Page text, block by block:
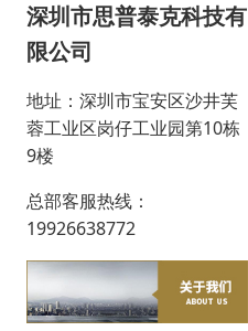
深圳市思普泰克科技有
限公司
地址：深圳市宝安区沙井芙
蓉工业区岗仔工业园第10栋
9楼
总部客服热线：
19926638772